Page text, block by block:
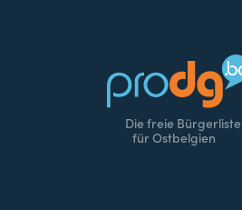
Die freie Bürgerliste
für Ostbelgien